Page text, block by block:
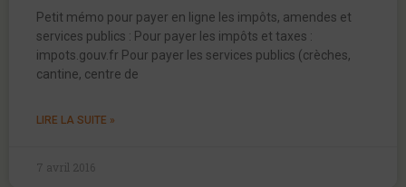
Petit mémo pour payer en ligne les impôts, amendes et
services publics : Pour payer les impôts et taxes :
impots.gouv.fr Pour payer les services publics (crèches,
cantine, centre de
LIRE LA SUITE »
7 avril 2016